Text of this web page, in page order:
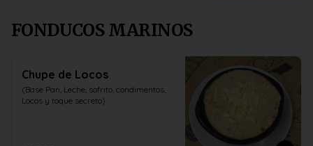
FONDUCOS MARINOS
Chupe de Locos
(Base Pan, Leche, sofrito, condimentos,
Locos y toque secreto)